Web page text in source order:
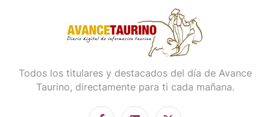
Todos los titulares y destacados del día de Avance
Taurino, directamente para ti cada mañana.